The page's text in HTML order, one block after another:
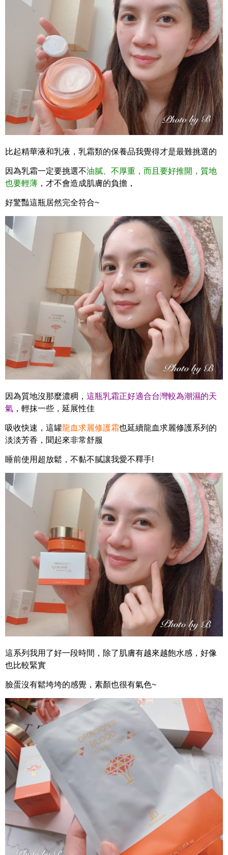
比起精華液和乳液，乳霜類的保養品我覺得才是最難挑選的
因為乳霜一定要挑選不油膩、不厚重，而且要好推開，質地
也要輕薄 ，才不會造成肌膚的負擔，
好驚豔這瓶居然完全符合~
因為質地沒那麼濃稠， 這瓶乳霜正好適合台灣較為潮濕的天
氣 ，輕抹一些，延展性佳
吸收快速，這罐龍血求麗修護霜也延續龍血求麗修護系列的
淡淡芳香，聞起來非常舒服
睡前使用超放鬆，不黏不膩讓我愛不釋手!
這系列我用了好一段時間，除了肌膚有越來越飽水感，好像
也比較緊實
臉蛋沒有鬆垮垮的感覺，素顏也很有氣色~